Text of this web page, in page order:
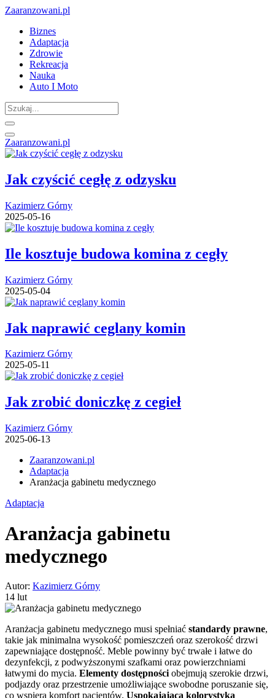
Zaaranzowani.pl
Biznes
Adaptacja
Zdrowie
Rekreacja
Nauka
Auto I Moto
Zaaranzowani.pl
Jak czyścić cegłę z odzysku
Kazimierz Górny
2025-05-16
Ile kosztuje budowa komina z cegły
Kazimierz Górny
2025-05-04
Jak naprawić ceglany komin
Kazimierz Górny
2025-05-11
Jak zrobić doniczkę z cegieł
Kazimierz Górny
2025-06-13
Zaaranzowani.pl
Adaptacja
Aranżacja gabinetu medycznego
Adaptacja
Aranżacja gabinetu
medycznego
Autor: Kazimierz Górny
14 lut
Aranżacja gabinetu medycznego musi spełniać standardy prawne,
takie jak minimalna wysokość pomieszczeń oraz szerokość drzwi
zapewniające dostępność. Meble powinny być trwałe i łatwe do
dezynfekcji, z podwyższonymi szafkami oraz powierzchniami
łatwymi do mycia. Elementy dostępności obejmują szerokie drzwi,
podjazdy oraz przestrzenie umożliwiające swobodne poruszanie się,
co wspiera komfort pacjentów. Uspokajająca kolorystyka